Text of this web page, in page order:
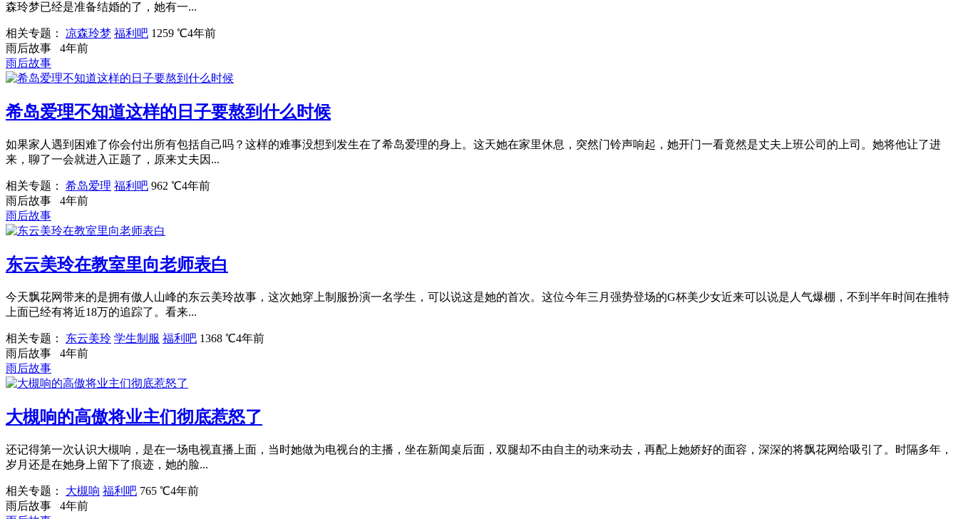
森玲梦已经是准备结婚的了，她有一...
相关专题： 凉森玲梦 福利吧 1259 ℃4年前
雨后故事
4年前
雨后故事
希岛爱理不知道这样的日子要熬到什么时候
如果家人遇到困难了你会付出所有包括自己吗？这样的难事没想到发生在了希岛爱理的身上。这天她在家里休息，突然门铃声响起，她开门一看竟然是丈夫上班公司的上司。她将他让了进
来，聊了一会就进入正题了，原来丈夫因...
相关专题： 希岛爱理 福利吧 962 ℃4年前
雨后故事
4年前
雨后故事
东云美玲在教室里向老师表白
今天飘花网带来的是拥有傲人山峰的东云美玲故事，这次她穿上制服扮演一名学生，可以说这是她的首次。这位今年三月强势登场的G杯美少女近来可以说是人气爆棚，不到半年时间在推特
上面已经有将近18万的追踪了。看来...
相关专题： 东云美玲 学生制服 福利吧 1368 ℃4年前
雨后故事
4年前
雨后故事
大槻响的高傲将业主们彻底惹怒了
还记得第一次认识大槻响，是在一场电视直播上面，当时她做为电视台的主播，坐在新闻桌后面，双腿却不由自主的动来动去，再配上她娇好的面容，深深的将飘花网给吸引了。时隔多年，
岁月还是在她身上留下了痕迹，她的脸...
相关专题： 大槻响 福利吧 765 ℃4年前
雨后故事
4年前